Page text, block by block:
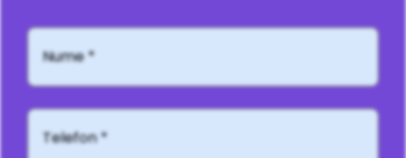
Nume
Telefon*